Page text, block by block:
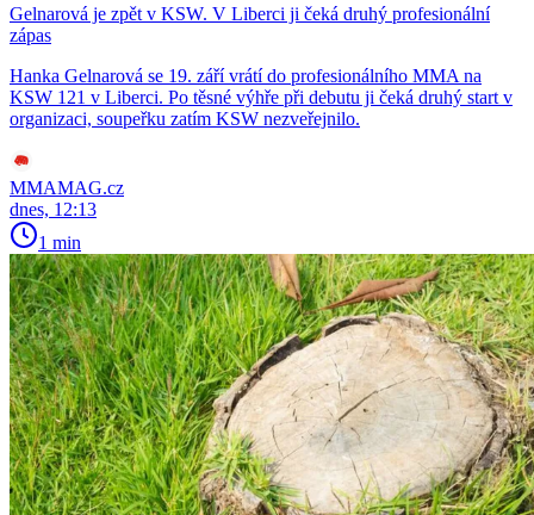
Gelnarová je zpět v KSW. V Liberci ji čeká druhý profesionální
zápas
Hanka Gelnarová se 19. září vrátí do profesionálního MMA na
KSW 121 v Liberci. Po těsné výhře při debutu ji čeká druhý start v
organizaci, soupeřku zatím KSW nezveřejnilo.
MMAMAG.cz
dnes, 12:13
1 min